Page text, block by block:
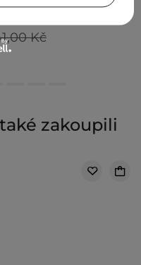
- 30 ml
Kč
zakoupili